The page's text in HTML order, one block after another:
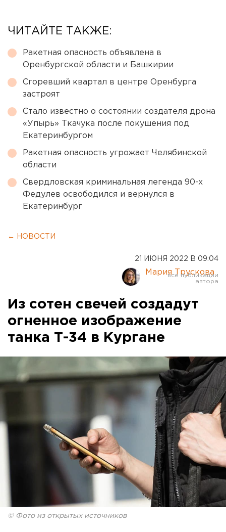
ЧИТАЙТЕ ТАКЖЕ:
Ракетная опасность объявлена в
Оренбургской области и Башкирии
Сгоревший квартал в центре Оренбурга
застроят
Стало известно о состоянии создателя дрона
«Упырь» Ткачука после покушения под
Екатеринбургом
Ракетная опасность угрожает Челябинской
области
Свердловская криминальная легенда 90-х
Федулев освободился и вернулся в
Екатеринбург
← НОВОСТИ
21 ИЮНЯ 2022 В 09:04
Мария Трускова
Из сотен свечей создадут
огненное изображение
танка Т-34 в Кургане
© Фото из открытых источников